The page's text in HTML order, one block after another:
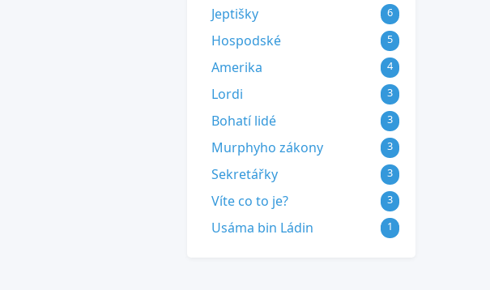
Jeptišky 6
Hospodské 5
Amerika 4
Lordi 3
Bohatí lidé 3
Murphyho zákony 3
Sekretářky 3
Víte co to je? 3
Usáma bin Ládin 1